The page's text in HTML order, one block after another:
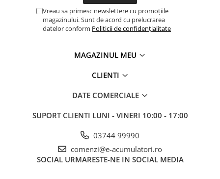
Vreau sa primesc newslettere cu promoțiile
magazinului. Sunt de acord cu prelucrarea
datelor conform Politicii de confidențialitate
MAGAZINUL MEU
CLIENTI
DATE COMERCIALE
SUPORT CLIENTI LUNI - VINERI 10:00 - 17:00
03744 99990
comenzi@e-acumulatori.ro
SOCIAL URMARESTE-NE IN SOCIAL MEDIA